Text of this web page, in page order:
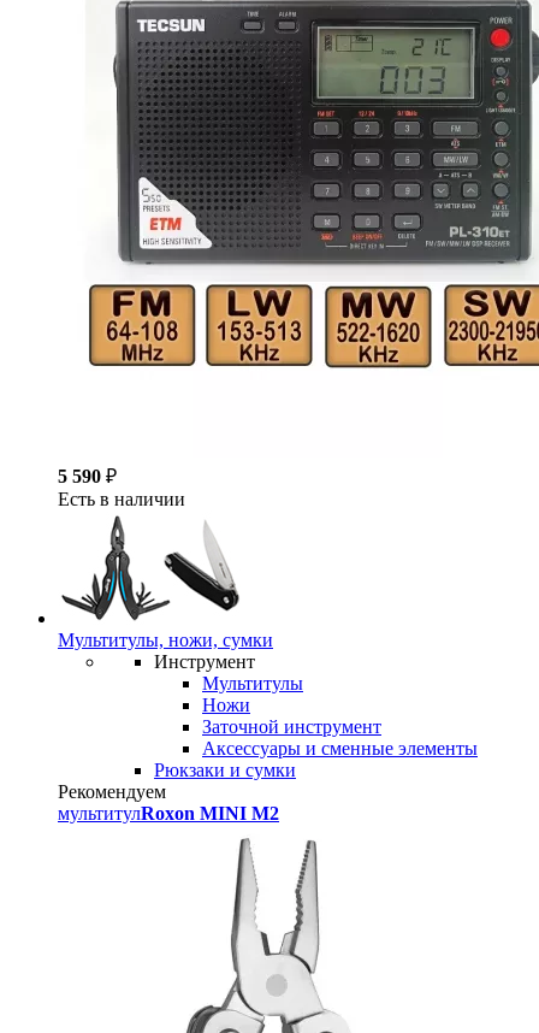
5 590 ₽
Есть в наличии
Мультитулы, ножи, сумки
Инструмент
Мультитулы
Ножи
Заточной инструмент
Аксессуары и сменные элементы
Рюкзаки и сумки
Рекомендуем
мультитулRoxon MINI M2